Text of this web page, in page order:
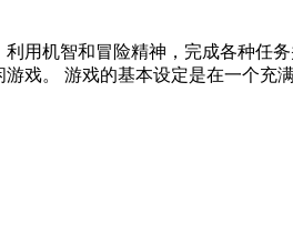
用机智和冒险精神，完成各种
戏。 游戏的基本设定是在一个充